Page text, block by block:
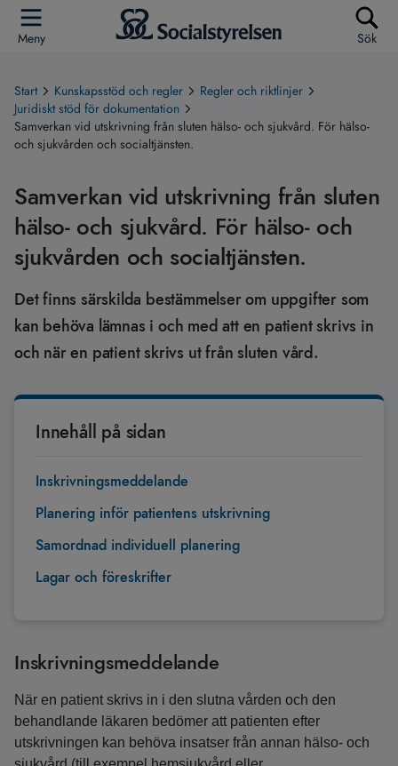
Meny Sök
Start Kunskapsstöd och regler
Regler och riktlinjer
Juridiskt stöd för dokumentation
Samverkan vid utskrivning från sluten hälso- och sjukvård. För hälso-
och sjukvården och socialtjänsten.
Samverkan vid utskrivning från sluten
hälso- och sjukvård. För hälso- och
sjukvården och socialtjänsten.
Det finns särskilda bestämmelser om uppgifter som
kan behöva lämnas i och med att en patient skrivs in
och när en patient skrivs ut från sluten vård.
Innehåll på sidan
Inskrivningsmeddelande
Planering inför patientens utskrivning
Samordnad individuell planering
Lagar och föreskrifter
Inskrivningsmeddelande
När en patient skrivs in i den slutna vården och den
behandlande läkaren bedömer att patienten efter
utskrivningen kan behöva insatser från annan hälso- och